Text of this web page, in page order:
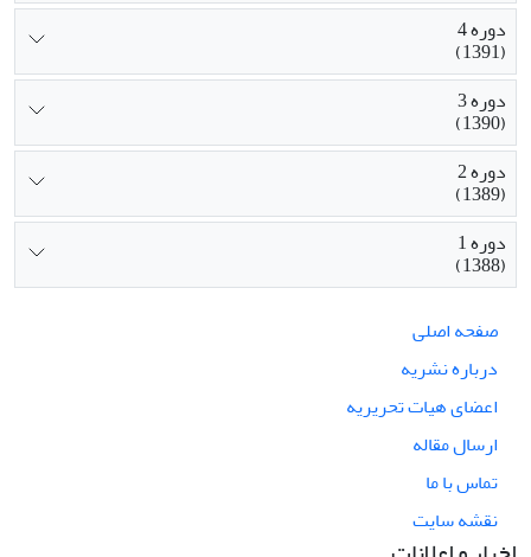
دوره 4
(1391)
دوره 3
(1390)
دوره 2
(1389)
دوره 1
(1388)
صفحه اصلی
درباره نشریه
اعضای هیات تحریریه
ارسال مقاله
تماس با ما
نقشه سایت